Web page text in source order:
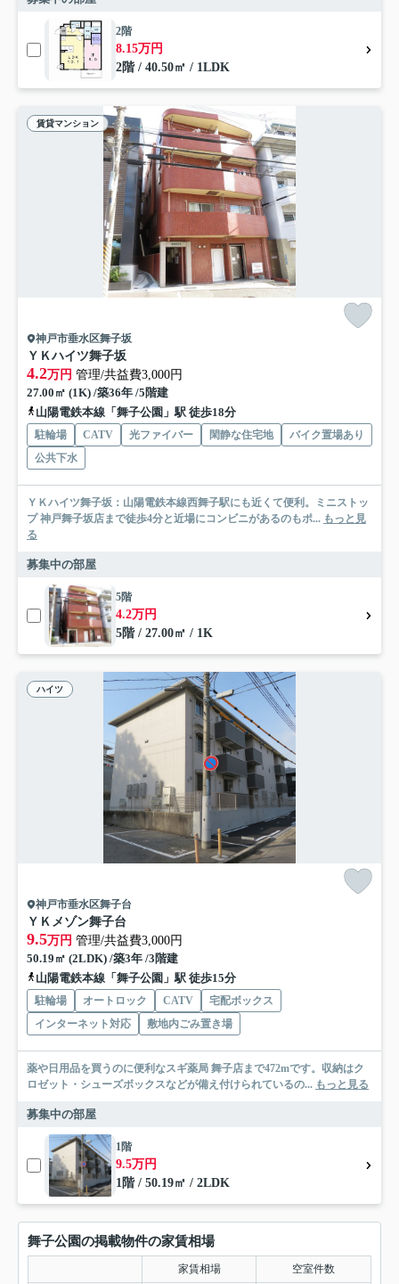
2階
8.15万円
2階 / 40.50㎡ / 1LDK
賃貸マンション
神戸市垂水区舞子坂
ＹＫハイツ舞子坂
4.2万円 管理/共益費3,000円
27.00㎡ (1K) /築36年 /5階建
山陽電鉄本線「舞子公園」駅 徒歩18分
駐輪場 CATV 光ファイバー 閑静な住宅地
バイク置場あり
公共下水
ＹＫハイツ舞子坂：山陽電鉄本線西舞子駅にも近くて便利。ミニストッ
プ 神戸舞子坂店まで徒歩4分と近場にコンビニがあるのもポ... もっと見
る
募集中の部屋
5階
4.2万円
5階 / 27.00㎡ / 1K
ハイツ
神戸市垂水区舞子台
ＹＫメゾン舞子台
9.5万円 管理/共益費3,000円
50.19㎡ (2LDK) /築3年 /3階建
山陽電鉄本線「舞子公園」駅 徒歩15分
駐輪場 オートロック CATV
宅配ボックス
インターネット対応
敷地内ごみ置き場
薬や日用品を買うのに便利なスギ薬局 舞子店まで472mです。収納はク
ロゼット・シューズボックスなどが備え付けられているの... もっと見る
募集中の部屋
1階
9.5万円
1階 / 50.19㎡ / 2LDK
舞子公園の掲載物件の家賃相場
家賃相場 空室件数